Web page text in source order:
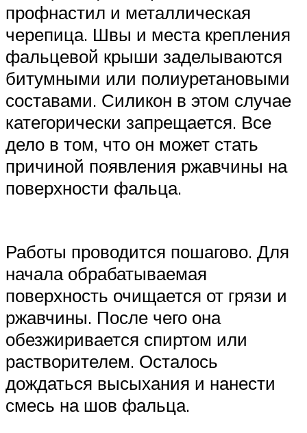
профнастил и металлическая
черепица. Швы и места крепления
фальцевой крыши заделываются
битумными или полиуретановыми
составами. Силикон в этом случае
категорически запрещается. Все
дело в том, что он может стать
причиной появления ржавчины на
поверхности фальца.
Работы проводится пошагово. Для
начала обрабатываемая
поверхность очищается от грязи и
ржавчины. После чего она
обезжиривается спиртом или
растворителем. Осталось
дождаться высыхания и нанести
смесь на шов фальца.